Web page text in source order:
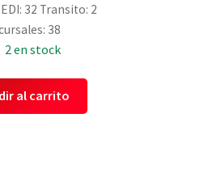
32 Transito: 2
38
2 en stock
al carrito